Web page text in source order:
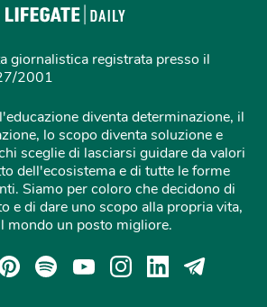
giornalistica registrata presso il
2001
diventa determinazione, il
lo scopo diventa soluzione e
sceglie di lasciarsi guidare da valori
dell'ecosistema e di tutte le forme
Siamo per coloro che decidono di
e di dare uno scopo alla propria vita,
mondo un posto migliore.